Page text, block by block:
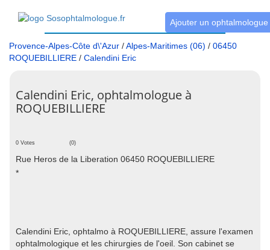
Ajouter un ophtalmologue
Provence-Alpes-Côte d\'Azur /Alpes-Maritimes (06) / 06450
ROQUEBILLIERE / Calendini Eric
Calendini Eric, ophtalmologue à
ROQUEBILLIERE
0 Votes (0)
Rue Heros de la Liberation 06450 ROQUEBILLIERE
*
Calendini Eric, ophtalmo à ROQUEBILLIERE, assure l'examen
ophtalmologique et les chirurgies de l'oeil. Son cabinet se